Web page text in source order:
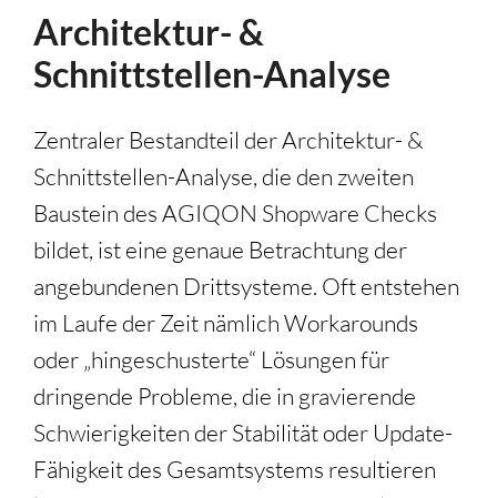
Architektur- &
Schnittstellen-Analyse
Zentraler Bestandteil der Architektur- &
Schnittstellen-Analyse, die den zweiten
Baustein des AGIQON Shopware Checks
bildet, ist eine genaue Betrachtung der
angebundenen Drittsysteme. Oft entstehen
im Laufe der Zeit nämlich Workarounds
oder „hingeschusterte“ Lösungen für
dringende Probleme, die in gravierende
Schwierigkeiten der Stabilität oder Update-
Fähigkeit des Gesamtsystems resultieren